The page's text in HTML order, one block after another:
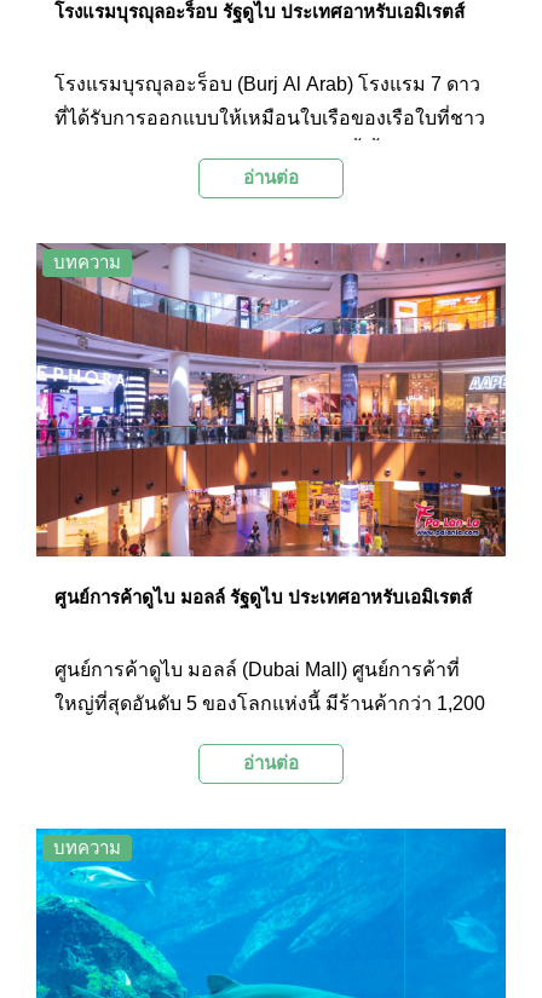
โรงแรมบุรญุลอะร็อบ รัฐดูไบ ประเทศอาหรับเอมิเรตส์
โรงแรมบุรญุลอะร็อบ (Burj Al Arab) โรงแรม 7 ดาว
ที่ได้รับการออกแบบให้เหมือนใบเรือของเรือใบที่ชาว
เทียมที่ถูกถมขึ้นมาเป็นพิเศษ โดยพื้นที่ภายในเต็มไป
ทั้งตัวสถาปัตยกรรมของโรงแรมยังถือเป็นแลนด์มาร์
กที่สำคัญอีกแห่งของเมืองดูไบ
อ่านต่อ
บทความ
ศูนย์การค้าดูไบ มอลล์ รัฐดูไบ ประเทศอาหรับเอมิเรตส์
ศูนย์การค้าดูไบ มอลล์ (Dubai Mall) ศูนย์การค้าที่
ใหญ่ที่สุดอันดับ 5 ของโลกแห่งนี้ มีร้านค้ากว่า 1,200
ความบันเทิงขนาดใหญ่ทั้งโรงภาพยนตร์ ลานสเก็
เยี่ยมชมกันได้ตลอดทั้งวัน
อ่านต่อ
บทความ